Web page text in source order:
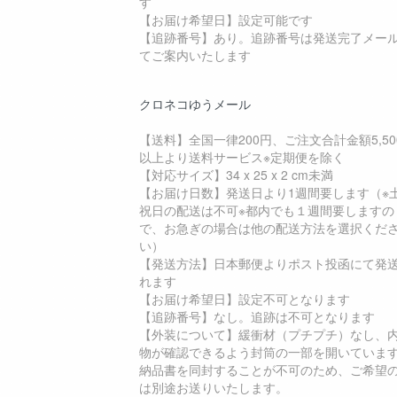
【お届け希望日】設定可能です
【追跡番号】あり。追跡番号は発送完了メー
てご案内いたします
クロネコゆうメール
【送料】全国一律200円、ご注文合計金額
以上より送料サービス※定期便を除く
【対応サイズ】34 x 25 x 2 cm未満
【お届け日数】発送日より1週間要します（※
祝日の配送は不可※都内でも１週間要しますの
で、お急ぎの場合は他の配送方法を選択くださ
い）
【発送方法】日本郵便よりポスト投函にて発
れます
【お届け希望日】設定不可となります
【追跡番号】なし。追跡は不可となります
【外装について】緩衝材（プチプチ）なし、
物が確認できるよう封筒の一部を開いています
納品書を同封することが不可のため、ご希望
は別途お送りいたします。